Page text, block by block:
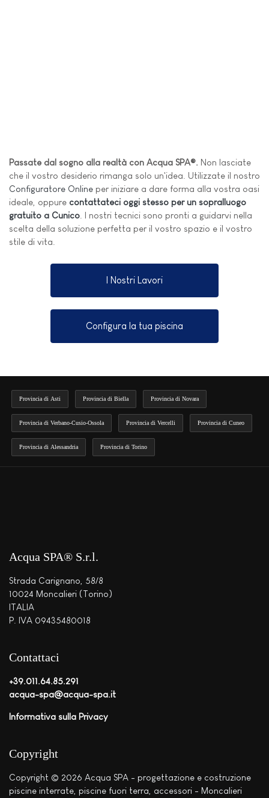
Passate dal sogno alla realtà con Acqua SPA®. Non lasciate
che il vostro desiderio rimanga solo un'idea. Utilizzate il nostro
Configuratore Online per iniziare a dare forma alla vostra oasi
ideale, oppure contattateci oggi stesso per un sopralluogo
gratuito a Cunico . I nostri tecnici sono pronti a guidarvi nella
scelta della soluzione perfetta per il vostro spazio e il vostro
stile di vita.
I Nostri Lavori
Configura la tua piscina
Provincia di Asti Provincia di Biella Provincia di Novara
Provincia di Verbano-Cusio-Ossola Provincia di Vercelli Provincia di Cuneo
Provincia di Alessandria Provincia di Torino
Acqua SPA® S.r.l.
Strada Carignano, 58/8
10024 Moncalieri (Torino)
ITALIA
P. IVA 09435480018
Contattaci
+39.011.64.85.291
acqua-spa@acqua-spa.it
Informativa sulla Privacy
Copyright
Copyright © 2026 Acqua SPA - progettazione e costruzione
piscine interrate, piscine fuori terra, accessori - Moncalieri